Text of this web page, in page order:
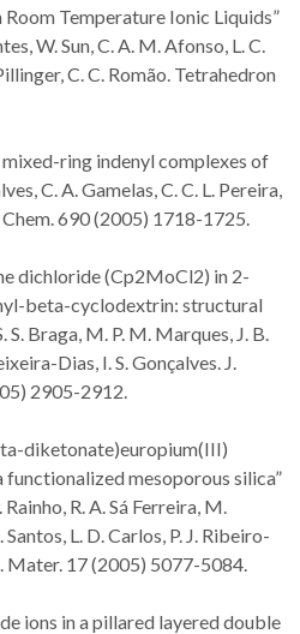
Temperature Ionic Liquids”
W. Sun, C. A. M. Afonso, L. C.
C. C. Romão. Tetrahedron
ring indenyl complexes of
C. A. Gamelas, C. C. L. Pereira,
690 (2005) 1718-1725.
dichloride (Cp2MoCl2) in 2-
beta-cyclodextrin: structural
Braga, M. P. M. Marques, J. B.
Dias, I. S. Gonçalves. J.
2905-2912.
diketonate)europium(III)
mesoporous silica”
Rainho, R. A. Sá Ferreira, M.
L. D. Carlos, P. J. Ribeiro-
Mater. 17 (2005) 5077-5084.
ions in a pillared layered double